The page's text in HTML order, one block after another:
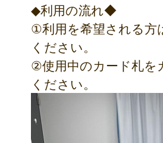
◆利用の流れ◆
①利用を希望される方
ください。
②使用中のカード札を
ください。